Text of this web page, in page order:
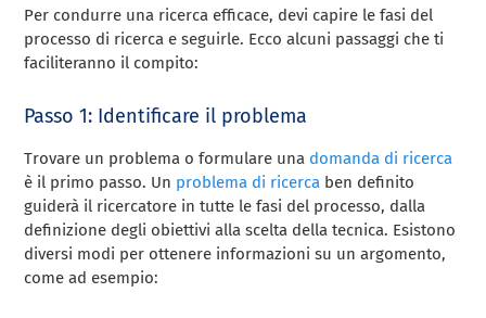
Per condurre una ricerca efficace, devi capire le fasi del
processo di ricerca e seguirle. Ecco alcuni passaggi che ti
faciliteranno il compito:
Passo 1: Identificare il problema
Trovare un problema o formulare una domanda di ricerca
è il primo passo. Un problema di ricerca ben definito
guiderà il ricercatore in tutte le fasi del processo, dalla
definizione degli obiettivi alla scelta della tecnica. Esistono
diversi modi per ottenere informazioni su un argomento,
come ad esempio: